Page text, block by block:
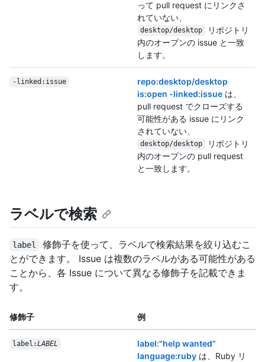
って pull request にリンクさ
れていない、
desktop/desktop
リポジトリ
内のオープンの issue と一致
します。
-linked:issue
repo:desktop/desktop
is:open -linked:issue は、
pull request でクローズする
可能性がある issue にリンク
されていない、
desktop/desktop
リポジトリ
内のオープンの pull request
と一致します。
ラベルで検索
label
修飾子を使って、ラベルで検索結果を絞り込むこ
とができます。 Issue は複数のラベルがある可能性がある
ことから、各 Issue について異なる修飾子を記載できま
す。
修飾子 例
label:LABEL
label:"help wanted"
language:ruby は、Ruby リ